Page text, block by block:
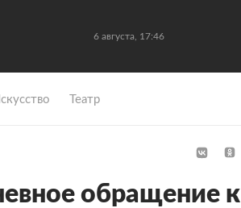
6 августа, 17:46
Театр
обращение к